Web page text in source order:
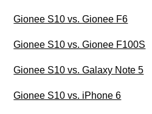
Gionee S10 vs. Gionee F6
Gionee S10 vs. Gionee F100S
Gionee S10 vs. Galaxy Note 5
Gionee S10 vs. iPhone 6